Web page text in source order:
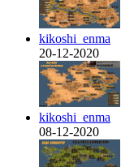
kikoshi_enma
20-12-2020
kikoshi_enma
08-12-2020